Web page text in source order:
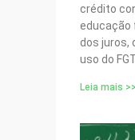
crédito
educação
dos juros,
uso do
Leia mais >>